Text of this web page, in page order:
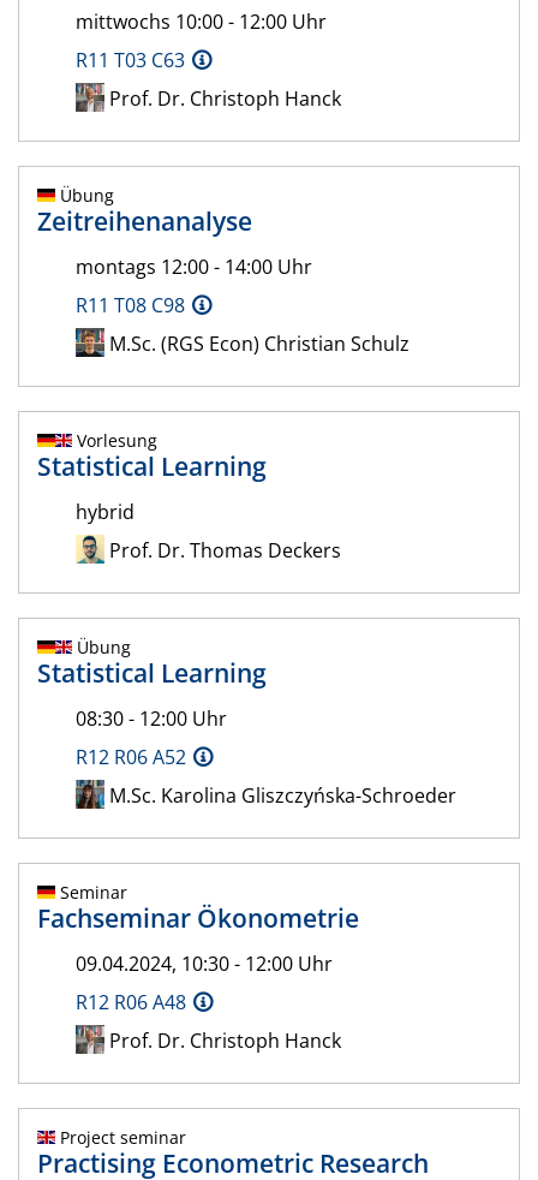
mittwochs 10:00 - 12:00 Uhr
R11 T03 C63
Prof. Dr. Christoph Hanck
Übung
Zeitreihenanalyse
montags 12:00 - 14:00 Uhr
R11 T08 C98
M.Sc. (RGS Econ) Christian Schulz
Vorlesung
Statistical Learning
hybrid
Prof. Dr. Thomas Deckers
Übung
Statistical Learning
08:30 - 12:00 Uhr
R12 R06 A52
M.Sc. Karolina Gliszczyńska-Schroeder
Seminar
Fachseminar Ökonometrie
09.04.2024, 10:30 - 12:00 Uhr
R12 R06 A48
Prof. Dr. Christoph Hanck
Project seminar
Practising Econometric Research